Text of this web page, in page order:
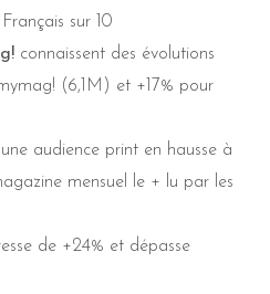
sur 10
connaissent des évolutions
(6,1M) et +17% pour
audience print en hausse à
mensuel le + lu par les
de +24% et dépasse